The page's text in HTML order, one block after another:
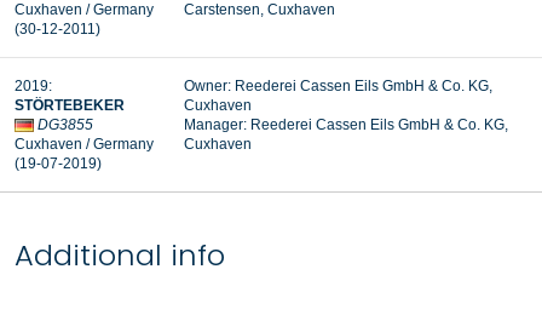
Cuxhaven / Germany
(30-12-2011)
Carstensen, Cuxhaven
2019:
STÖRTEBEKER
DG3855
Cuxhaven / Germany
(19-07-2019)
Owner: Reederei Cassen Eils GmbH & Co. KG,
Cuxhaven
Manager: Reederei Cassen Eils GmbH & Co. KG,
Cuxhaven
Additional info